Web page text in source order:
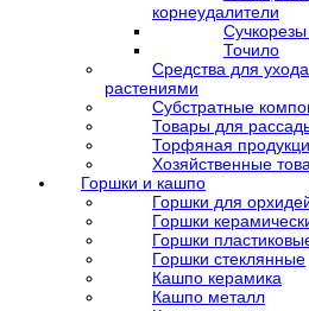
корнеудалители
Точило
Средства для
растениями
Субстратные
Товары для
Торфяная
Хозяйственные
Горшки и кашпо
Горшки для
Горшки
Горшки
Горшки стеклянные
Кашпо керамика
Кашпо металл